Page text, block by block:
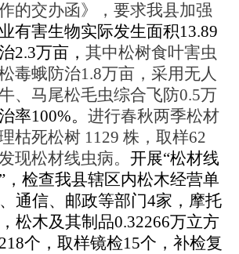
的交办函》，要求我县加强
有害生物实际发生面积13.89
2.3万亩， 其中松树食叶害虫
毒蛾防治1.8万亩，采用无人
、马尾松毛虫综合飞防0.5万
率100%。 进行春秋两季松材
枯死松树 1129 株，取样62
现松材线虫病。 开展“松材线
检查我县辖区内松木经营单
通信、邮政等部门4家，摩托
松木及其制品0.32266万立方
个，取样镜检15个， 补检复